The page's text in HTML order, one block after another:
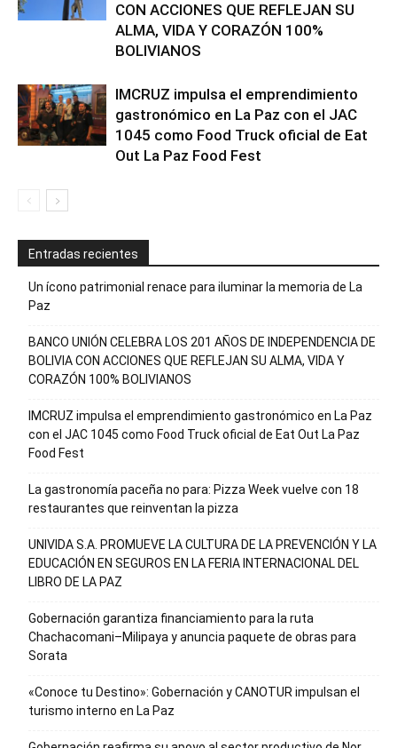
CON ACCIONES QUE REFLEJAN SU
ALMA, VIDA Y CORAZÓN 100%
BOLIVIANOS
IMCRUZ impulsa el emprendimiento
gastronómico en La Paz con el JAC
1045 como Food Truck oficial de Eat
Out La Paz Food Fest
Entradas recientes
Un ícono patrimonial renace para iluminar la memoria de La
Paz
BANCO UNIÓN CELEBRA LOS 201 AÑOS DE INDEPENDENCIA DE
BOLIVIA CON ACCIONES QUE REFLEJAN SU ALMA, VIDA Y
CORAZÓN 100% BOLIVIANOS
IMCRUZ impulsa el emprendimiento gastronómico en La Paz
con el JAC 1045 como Food Truck oficial de Eat Out La Paz
Food Fest
La gastronomía paceña no para: Pizza Week vuelve con 18
restaurantes que reinventan la pizza
UNIVIDA S.A. PROMUEVE LA CULTURA DE LA PREVENCIÓN Y LA
EDUCACIÓN EN SEGUROS EN LA FERIA INTERNACIONAL DEL
LIBRO DE LA PAZ
Gobernación garantiza financiamiento para la ruta
Chachacomani–Milipaya y anuncia paquete de obras para
Sorata
«Conoce tu Destino»: Gobernación y CANOTUR impulsan el
turismo interno en La Paz